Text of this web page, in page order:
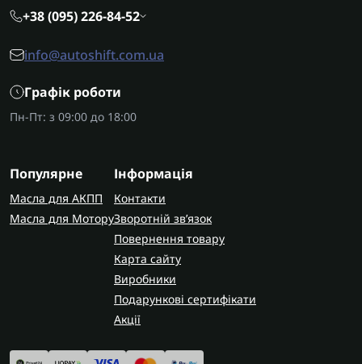
+38 (095) 226-84-52
info@autoshift.com.ua
Графік роботи
Пн-Пт: з 09:00 до 18:00
Популярне
Масла для АКПП
Масла для Мотору
Інформація
Контакти
Зворотній зв’язок
Повернення товару
Карта сайту
Виробники
Подарункові сертифікати
Акції